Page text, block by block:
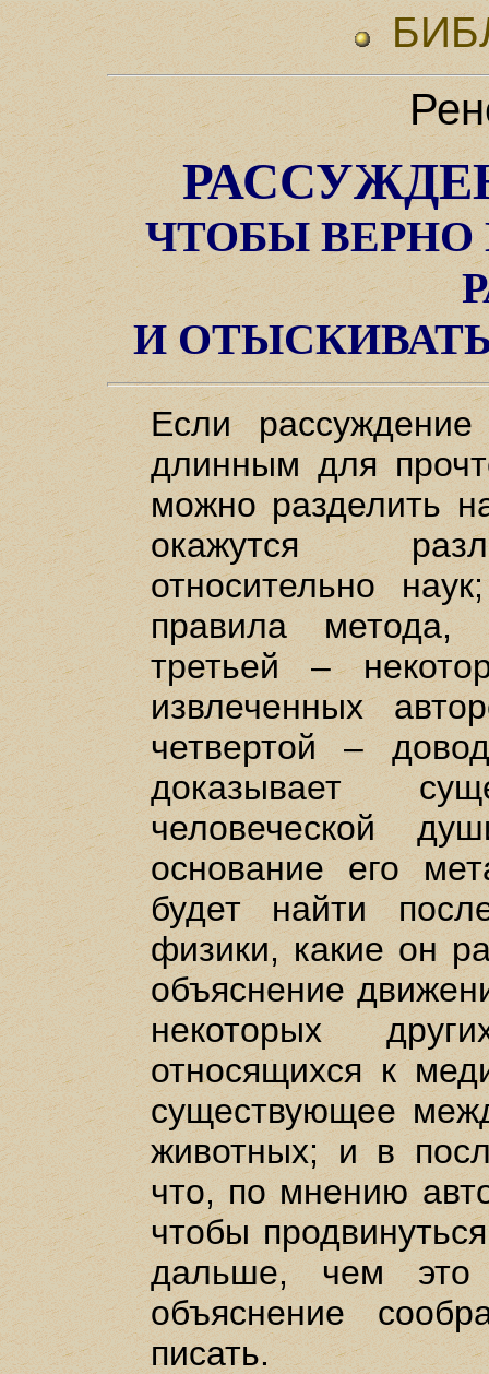
ЧТОБЫ ВЕРНО
И
Если
длинным для
можно разделить
окажутся
относительно
правила метода,
третьей –
извлеченных
четвертой –
доказывает
человеческой
основание его
будет найти
физики, какие он
объяснение
некоторых
относящихся к
существующее
животных; и в
что, по мнению
чтобы
дальше, чем
объяснение
писать.